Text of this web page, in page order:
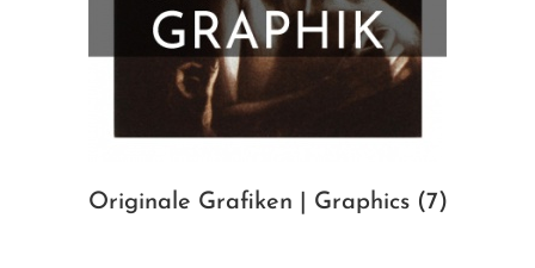
Originale Grafiken | Graphics (7)